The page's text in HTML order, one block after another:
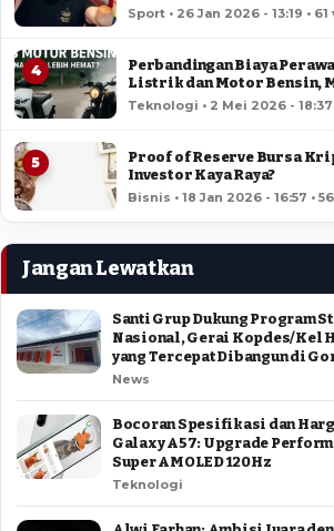
Sport • 26 Jan 2026 - 13:19 •
4
Perbandingan Biaya
Listrik dan Motor Bensin,
Hemat?
Teknologi • 2 Mei 2026 - 18:37
5
Proof of Reserve Bursa
Investor Kaya Raya?
Bisnis • 18 Jan 2026 - 16:57 •
Jangan Lewatkan
Santi Grup Dukung Program
Nasional, Gerai Kopdes/Kel
yang Tercepat Dibangun di
News
Bocoran Spesifikasi dan
Galaxy A57: Upgrade
Super AMOLED 120Hz
Teknologi